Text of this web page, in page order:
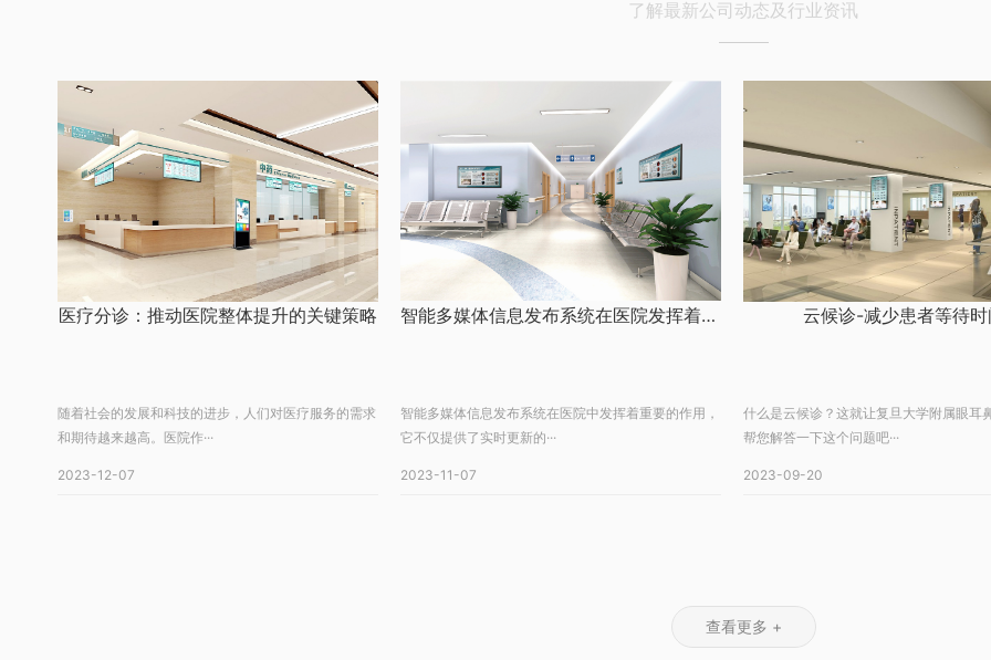
了解最新公司动态及行业资讯
医疗分诊：推动医院整体提升的关键策略
随着社会的发展和科技的进步，人们对医疗服务的需求
和期待越来越高。医院作···
2023-12-07
智能多媒体信息发布系统在医院发挥着至关重要的作用
智能多媒体信息发布系统在医院中发挥着重要的作用，
它不仅提供了实时更新的···
2023-11-07
云候诊-减少患者等待时
什么是云候诊？这就让复旦大学附属眼耳
帮您解答一下这个问题吧···
2023-09-20
查看更多 +